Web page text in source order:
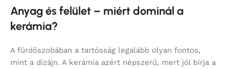
Anyag és felület – miért dominál a
kerámia?
A fürdőszobában a tartósság legalább olyan fontos,
mint a dizájn. A kerámia azért népszerű, mert jól bírja a